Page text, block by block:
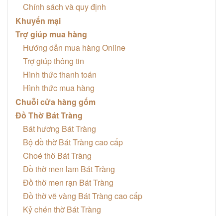
Chính sách và quy định
Khuyến mại
Trợ giúp mua hàng
Hướng dẫn mua hàng Online
Trợ giúp thông tin
Hình thức thanh toán
Hình thức mua hàng
Chuỗi cửa hàng gốm
Đồ Thờ Bát Tràng
Bát hương Bát Tràng
Bộ đồ thờ Bát Tràng cao cấp
Choé thờ Bát Tràng
Đồ thờ men lam Bát Tràng
Đồ thờ men rạn Bát Tràng
Đồ thờ vẽ vàng Bát Tràng cao cấp
Kỷ chén thờ Bát Tràng